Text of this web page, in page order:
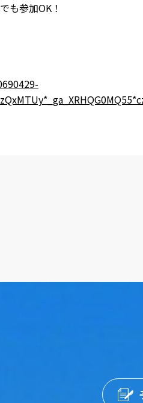
も参加OK！